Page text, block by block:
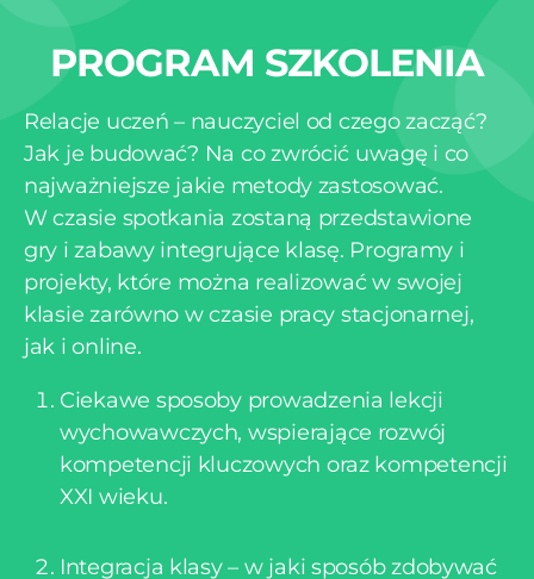
PROGRAM SZKOLENIA
Relacje uczeń – nauczyciel od czego zacząć?
Jak je budować? Na co zwrócić uwagę i co
najważniejsze jakie metody zastosować.
W czasie spotkania zostaną przedstawione
gry i zabawy integrujące klasę. Programy i
projekty, które można realizować w swojej
klasie zarówno w czasie pracy stacjonarnej,
jak i online.
Ciekawe sposoby prowadzenia lekcji
wychowawczych, wspierające rozwój
kompetencji kluczowych oraz kompetencji
XXI wieku.
Integracja klasy – w jaki sposób zdobywać